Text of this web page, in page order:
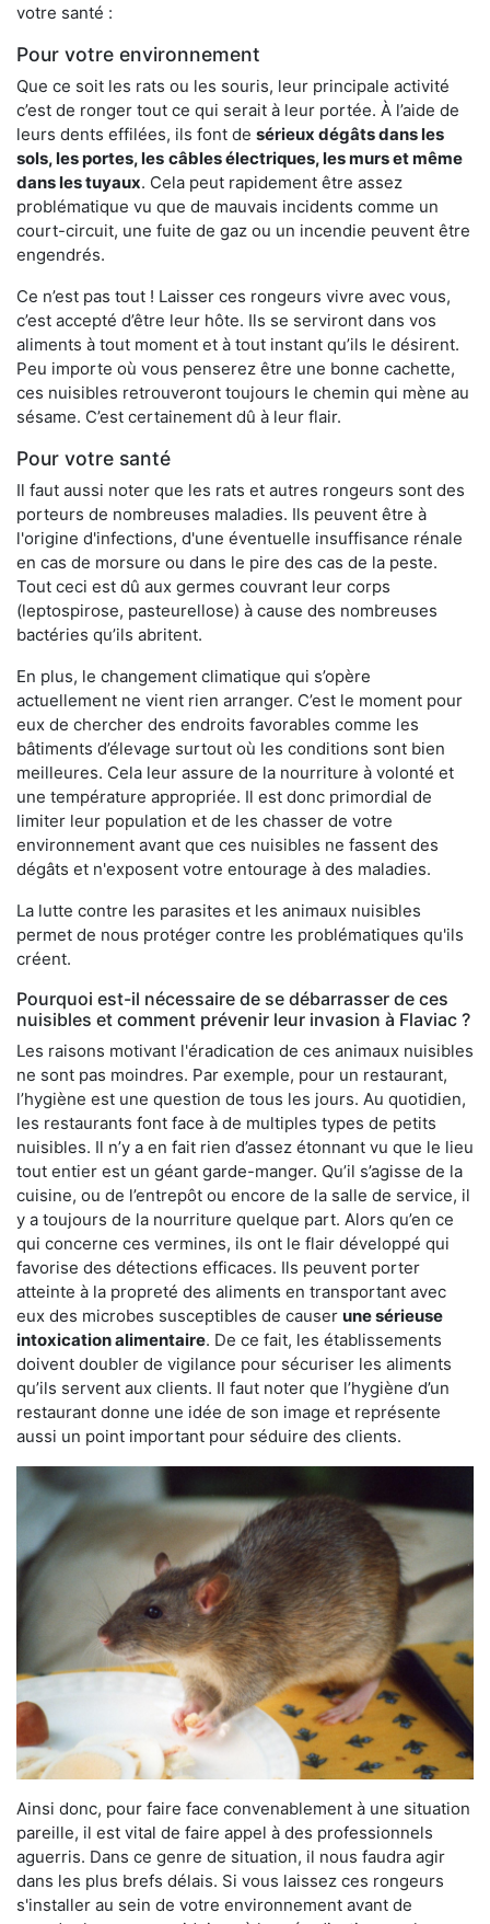
votre santé :
Pour votre environnement
Que ce soit les rats ou les souris, leur principale activité
c’est de ronger tout ce qui serait à leur portée. À l’aide de
leurs dents effilées, ils font de sérieux dégâts dans les
sols, les portes, les câbles électriques, les murs et même
dans les tuyaux. Cela peut rapidement être assez
problématique vu que de mauvais incidents comme un
court-circuit, une fuite de gaz ou un incendie peuvent être
engendrés.
Ce n’est pas tout ! Laisser ces rongeurs vivre avec vous,
c’est accepté d’être leur hôte. Ils se serviront dans vos
aliments à tout moment et à tout instant qu’ils le désirent.
Peu importe où vous penserez être une bonne cachette,
ces nuisibles retrouveront toujours le chemin qui mène au
sésame. C’est certainement dû à leur flair.
Pour votre santé
Il faut aussi noter que les rats et autres rongeurs sont des
porteurs de nombreuses maladies. Ils peuvent être à
l'origine d'infections, d'une éventuelle insuffisance rénale
en cas de morsure ou dans le pire des cas de la peste.
Tout ceci est dû aux germes couvrant leur corps
(leptospirose, pasteurellose) à cause des nombreuses
bactéries qu’ils abritent.
En plus, le changement climatique qui s’opère
actuellement ne vient rien arranger. C’est le moment pour
eux de chercher des endroits favorables comme les
bâtiments d’élevage surtout où les conditions sont bien
meilleures. Cela leur assure de la nourriture à volonté et
une température appropriée. Il est donc primordial de
limiter leur population et de les chasser de votre
environnement avant que ces nuisibles ne fassent des
dégâts et n'exposent votre entourage à des maladies.
La lutte contre les parasites et les animaux nuisibles
permet de nous protéger contre les problématiques qu'ils
créent.
Pourquoi est-il nécessaire de se débarrasser de ces
nuisibles et comment prévenir leur invasion à Flaviac ?
Les raisons motivant l'éradication de ces animaux nuisibles
ne sont pas moindres. Par exemple, pour un restaurant,
l’hygiène est une question de tous les jours. Au quotidien,
les restaurants font face à de multiples types de petits
nuisibles. Il n’y a en fait rien d’assez étonnant vu que le lieu
tout entier est un géant garde-manger. Qu’il s’agisse de la
cuisine, ou de l’entrepôt ou encore de la salle de service, il
y a toujours de la nourriture quelque part. Alors qu’en ce
qui concerne ces vermines, ils ont le flair développé qui
favorise des détections efficaces. Ils peuvent porter
atteinte à la propreté des aliments en transportant avec
eux des microbes susceptibles de causer une sérieuse
intoxication alimentaire. De ce fait, les établissements
doivent doubler de vigilance pour sécuriser les aliments
qu’ils servent aux clients. Il faut noter que l’hygiène d’un
restaurant donne une idée de son image et représente
aussi un point important pour séduire des clients.
Ainsi donc, pour faire face convenablement à une situation
pareille, il est vital de faire appel à des professionnels
aguerris. Dans ce genre de situation, il nous faudra agir
dans les plus brefs délais. Si vous laissez ces rongeurs
s'installer au sein de votre environnement avant de